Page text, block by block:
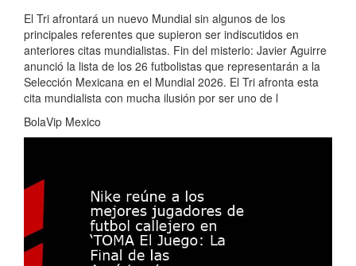
El Tri afrontará un nuevo Mundial sin algunos de los
principales referentes que supieron ser indiscutidos en
anteriores citas mundialistas. Fin del misterio: Javier Aguirre
anunció la lista de los 26 futbolistas que representarán a la
Selección Mexicana en el Mundial 2026. El Tri afronta esta
cita mundialista con mucha ilusión por ser uno de l
BolaVip Mexico